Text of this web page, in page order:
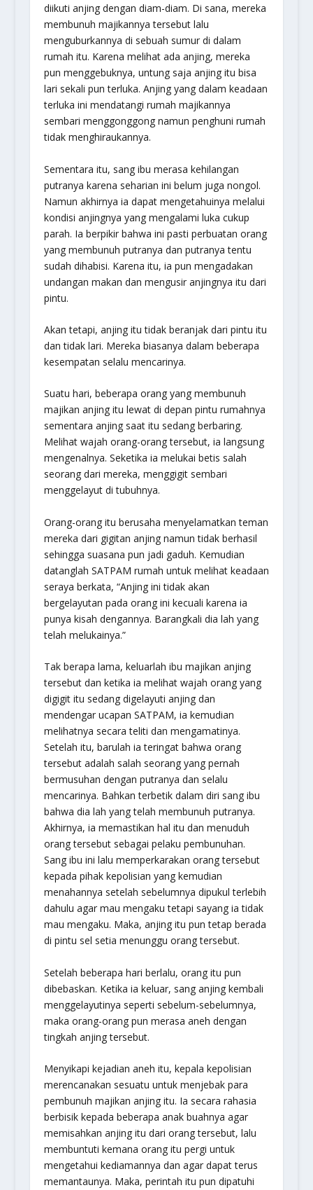
diikuti anjing dengan diam-diam. Di sana, mereka
membunuh majikannya tersebut lalu
menguburkannya di sebuah sumur di dalam
rumah itu. Karena melihat ada anjing, mereka
pun menggebuknya, untung saja anjing itu bisa
lari sekali pun terluka. Anjing yang dalam keadaan
terluka ini mendatangi rumah majikannya
sembari menggonggong namun penghuni rumah
tidak menghiraukannya.
Sementara itu, sang ibu merasa kehilangan
putranya karena seharian ini belum juga nongol.
Namun akhirnya ia dapat mengetahuinya melalui
kondisi anjingnya yang mengalami luka cukup
parah. Ia berpikir bahwa ini pasti perbuatan orang
yang membunuh putranya dan putranya tentu
sudah dihabisi. Karena itu, ia pun mengadakan
undangan makan dan mengusir anjingnya itu dari
pintu.
Akan tetapi, anjing itu tidak beranjak dari pintu itu
dan tidak lari. Mereka biasanya dalam beberapa
kesempatan selalu mencarinya.
Suatu hari, beberapa orang yang membunuh
majikan anjing itu lewat di depan pintu rumahnya
sementara anjing saat itu sedang berbaring.
Melihat wajah orang-orang tersebut, ia langsung
mengenalnya. Seketika ia melukai betis salah
seorang dari mereka, menggigit sembari
menggelayut di tubuhnya.
Orang-orang itu berusaha menyelamatkan teman
mereka dari gigitan anjing namun tidak berhasil
sehingga suasana pun jadi gaduh. Kemudian
datanglah SATPAM rumah untuk melihat keadaan
seraya berkata, “Anjing ini tidak akan
bergelayutan pada orang ini kecuali karena ia
punya kisah dengannya. Barangkali dia lah yang
telah melukainya.”
Tak berapa lama, keluarlah ibu majikan anjing
tersebut dan ketika ia melihat wajah orang yang
digigit itu sedang digelayuti anjing dan
mendengar ucapan SATPAM, ia kemudian
melihatnya secara teliti dan mengamatinya.
Setelah itu, barulah ia teringat bahwa orang
tersebut adalah salah seorang yang pernah
bermusuhan dengan putranya dan selalu
mencarinya. Bahkan terbetik dalam diri sang ibu
bahwa dia lah yang telah membunuh putranya.
Akhirnya, ia memastikan hal itu dan menuduh
orang tersebut sebagai pelaku pembunuhan.
Sang ibu ini lalu memperkarakan orang tersebut
kepada pihak kepolisian yang kemudian
menahannya setelah sebelumnya dipukul terlebih
dahulu agar mau mengaku tetapi sayang ia tidak
mau mengaku. Maka, anjing itu pun tetap berada
di pintu sel setia menunggu orang tersebut.
Setelah beberapa hari berlalu, orang itu pun
dibebaskan. Ketika ia keluar, sang anjing kembali
menggelayutinya seperti sebelum-sebelumnya,
maka orang-orang pun merasa aneh dengan
tingkah anjing tersebut.
Menyikapi kejadian aneh itu, kepala kepolisian
merencanakan sesuatu untuk menjebak para
pembunuh majikan anjing itu. Ia secara rahasia
berbisik kepada beberapa anak buahnya agar
memisahkan anjing itu dari orang tersebut, lalu
membuntuti kemana orang itu pergi untuk
mengetahui kediamannya dan agar dapat terus
memantaunya. Maka, perintah itu pun dipatuhi